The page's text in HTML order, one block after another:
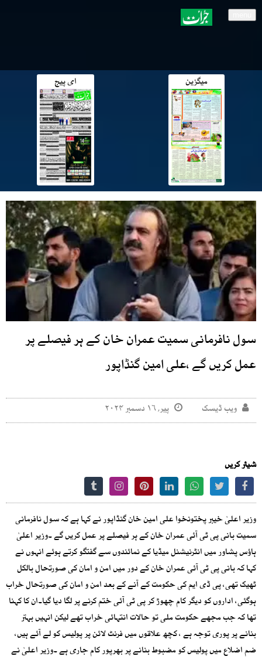
میگزین ای پیج
سول نافرمانی سمیت عمران خان کے ہر فیصلے پر
عمل کریں گے ،علی امین گنڈاپور
ویب ڈیسک پیر, ۱۶ دسمبر ۲۰۲۴
شیئر کریں
وزیر اعلیٰ خیبر پختونخوا علی امین خان گنڈاپور نے کہا ہے کہ سول نافرمانی
سمیت بانی پی ٹی آئی عمران خان کے ہر فیصلے پر عمل کریں گے ۔وزیر اعلیٰ
ہاؤس پشاور میں انٹرنیشنل میڈیا کے نمائندوں سے گفتگو کرتے ہوئے انہوں نے
کہا کہ بانی پی ٹی آئی عمران خان کے دور میں امن و امان کی صورتحال بالکل
ٹھیک تھی، پی ڈی ایم کی حکومت کے آنے کے بعد امن و امان کی صورتحال خراب
ہوگئی، اداروں کو دیگر کام چھوڑ کر پی ٹی آئی ختم کرنے پر لگا دیا گیا۔ان کا کہنا
تھا کہ جب مجھے حکومت ملی تو حالات انتہائی خراب تھے لیکن انہیں بہتر
بنانے پر پوری توجہ ہے ، کچھ علاقوں میں فرنٹ لائن پر پولیس کو لے آئے ہیں،
ضم اضلاع میں پولیس کو مضبوط بنانے پر بھرپور کام جاری ہے ۔وزیر اعلیٰ نے